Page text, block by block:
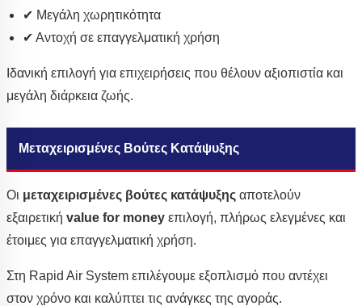
✔ Μεγάλη χωρητικότητα
✔ Αντοχή σε επαγγελματική χρήση
Ιδανική επιλογή για επιχειρήσεις που θέλουν αξιοπιστία και
μεγάλη διάρκεια ζωής.
Μεταχειρισμένες Βούτες Κατάψυξης
Οι μεταχειρισμένες βούτες κατάψυξης αποτελούν
εξαιρετική value for money επιλογή, πλήρως ελεγμένες και
έτοιμες για επαγγελματική χρήση.
Στη Rapid Air System επιλέγουμε εξοπλισμό που αντέχει
στον χρόνο και καλύπτει τις ανάγκες της αγοράς.